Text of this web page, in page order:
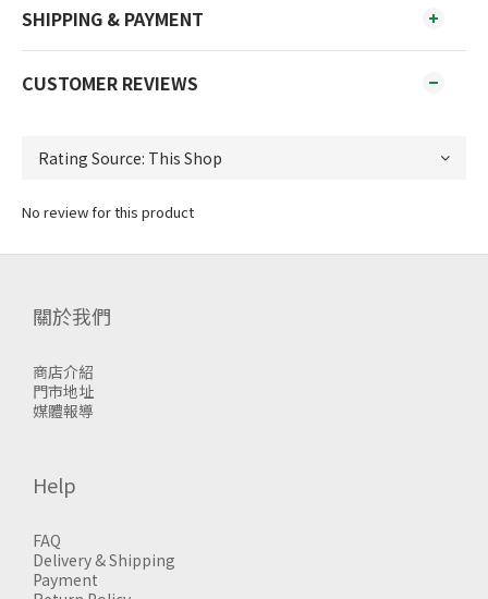
SHIPPING & PAYMENT
CUSTOMER REVIEWS
No review for this product
關於我們
商店介紹
門市地址
媒體報導
Help
FAQ
Delivery & Shipping
Payment